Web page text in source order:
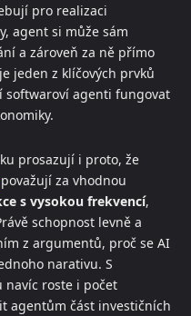
pro realizaci
agent si může sám
a zároveň za ně přímo
jeden z klíčových prvků
softwaroví agenti fungovat
prosazují i proto, že
považují za vhodnou
s vysokou frekvencí,
schopnost levně a
z argumentů, proč se AI
narativu. S
navíc roste i počet
agentům část investičních